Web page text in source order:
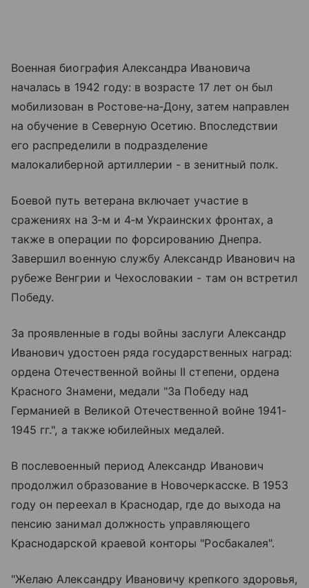
Военная биография Александра Ивановича
началась в 1942 году: в возрасте 17 лет он был
мобилизован в Ростове‑на‑Дону, затем направлен
на обучение в Северную Осетию. Впоследствии
его распределили в подразделение
малокалиберной артиллерии - в зенитный полк.
Боевой путь ветерана включает участие в
сражениях на 3‑м и 4‑м Украинских фронтах, а
также в операции по форсированию Днепра.
Завершил военную службу Александр Иванович на
рубеже Венгрии и Чехословакии - там он встретил
Победу.
За проявленные в годы войны заслуги Александр
Иванович удостоен ряда государственных наград:
ордена Отечественной войны II степени, ордена
Красного Знамени, медали "За Победу над
Германией в Великой Отечественной войне 1941-
1945 гг.", а также юбилейных медалей.
В послевоенный период Александр Иванович
продолжил образование в Новочеркасске. В 1953
году он переехал в Краснодар, где до выхода на
пенсию занимал должность управляющего
Краснодарской краевой конторы "Росбакалея".
"Желаю Александру Ивановичу крепкого здоровья,